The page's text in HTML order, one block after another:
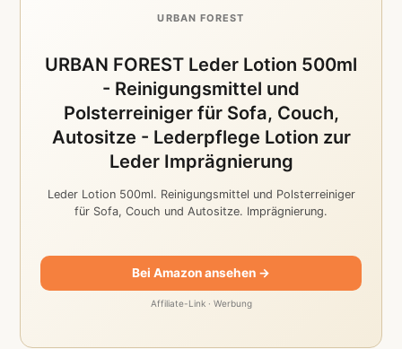
URBAN FOREST
URBAN FOREST Leder Lotion 500ml
- Reinigungsmittel und
Polsterreiniger für Sofa, Couch,
Autositze - Lederpflege Lotion zur
Leder Imprägnierung
Leder Lotion 500ml. Reinigungsmittel und Polsterreiniger
für Sofa, Couch und Autositze. Imprägnierung.
Bei Amazon ansehen →
Affiliate-Link · Werbung